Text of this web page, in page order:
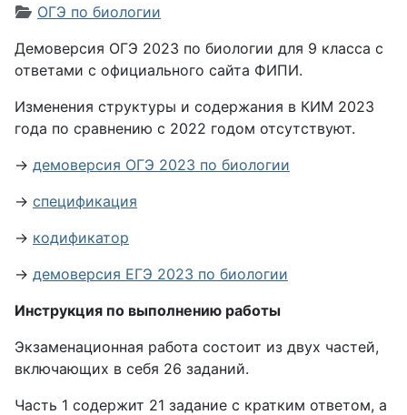
Информация о материале
ОГЭ по биологии
Демоверсия ОГЭ 2023 по биологии для 9 класса с
ответами с официального сайта ФИПИ.
Изменения структуры и содержания в КИМ 2023
года по сравнению с 2022 годом отсутствуют.
→ демоверсия ОГЭ 2023 по биологии
→ спецификация
→ кодификатор
→ демоверсия ЕГЭ 2023 по биологии
Инструкция по выполнению работы
Экзаменационная работа состоит из двух частей,
включающих в себя 26 заданий.
Часть 1 содержит 21 задание с кратким ответом, а